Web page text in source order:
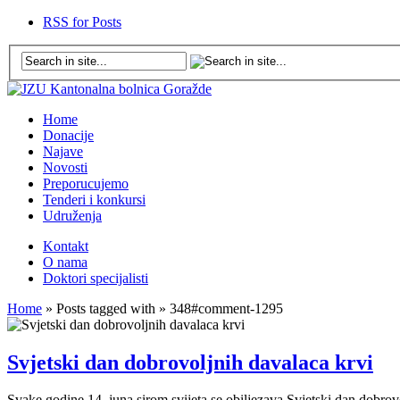
RSS for Posts
Home
Donacije
Najave
Novosti
Preporucujemo
Tenderi i konkursi
Udruženja
Kontakt
O nama
Doktori specijalisti
Home » Posts tagged with » 348#comment-1295
Svjetski dan dobrovoljnih davalaca krvi